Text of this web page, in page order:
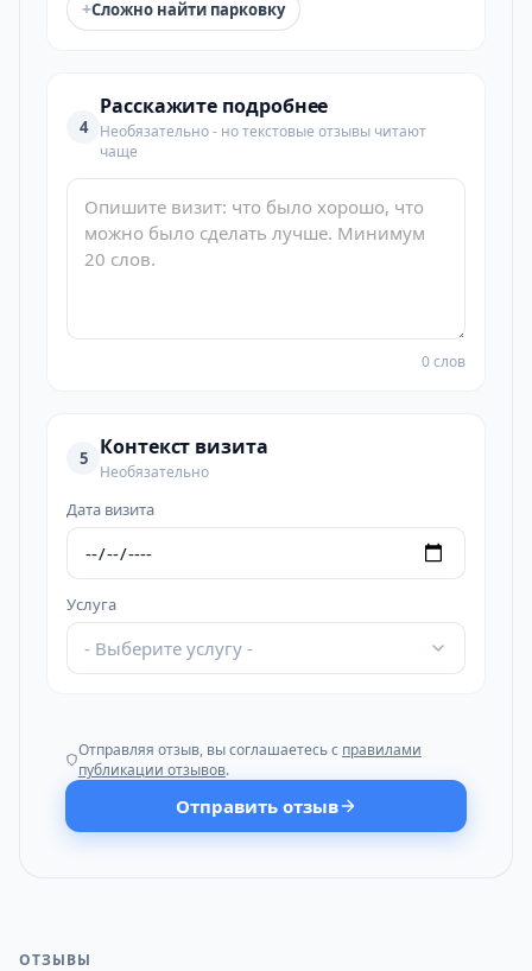
+Сложно найти парковку
4
Расскажите подробнее
Необязательно - но текстовые отзывы читают
чаще
0 слов
5 Контекст визита
Необязательно
Дата визита
Услуга
- Выберите услугу -
Отправляя отзыв, вы соглашаетесь с правилами
публикации отзывов.
Отправить отзыв
ОТЗЫВЫ